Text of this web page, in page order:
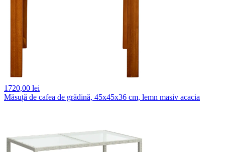
1720,00 lei
Măsuță de cafea de grădină, 45x45x36 cm, lemn masiv acacia